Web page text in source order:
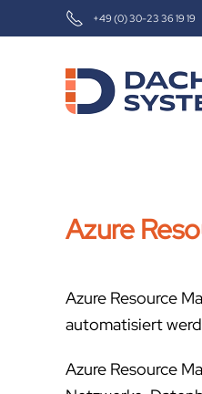
+49 (0) 30-23 36 19 19
Azure
Azure Resource
automatisiert
Azure Resource